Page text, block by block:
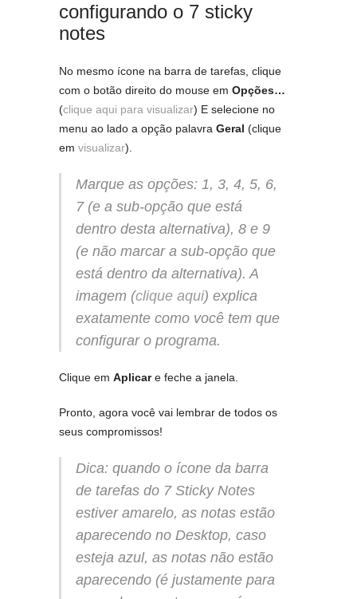
configurando o 7 sticky
notes
No mesmo ícone na barra de tarefas, clique
com o botão direito do mouse em Opções…
(clique aqui para visualizar) E selecione no
menu ao lado a opção palavra Geral (clique
em visualizar).
Marque as opções: 1, 3, 4, 5, 6,
7 (e a sub-opção que está
dentro desta alternativa), 8 e 9
(e não marcar a sub-opção que
está dentro da alternativa). A
imagem (clique aqui) explica
exatamente como você tem que
configurar o programa.
Clique em Aplicare feche a janela.
Pronto, agora você vai lembrar de todos os
seus compromissos!
Dica: quando o ícone da barra
de tarefas do 7 Sticky Notes
estiver amarelo, as notas estão
aparecendo no Desktop, caso
esteja azul, as notas não estão
aparecendo (é justamente para